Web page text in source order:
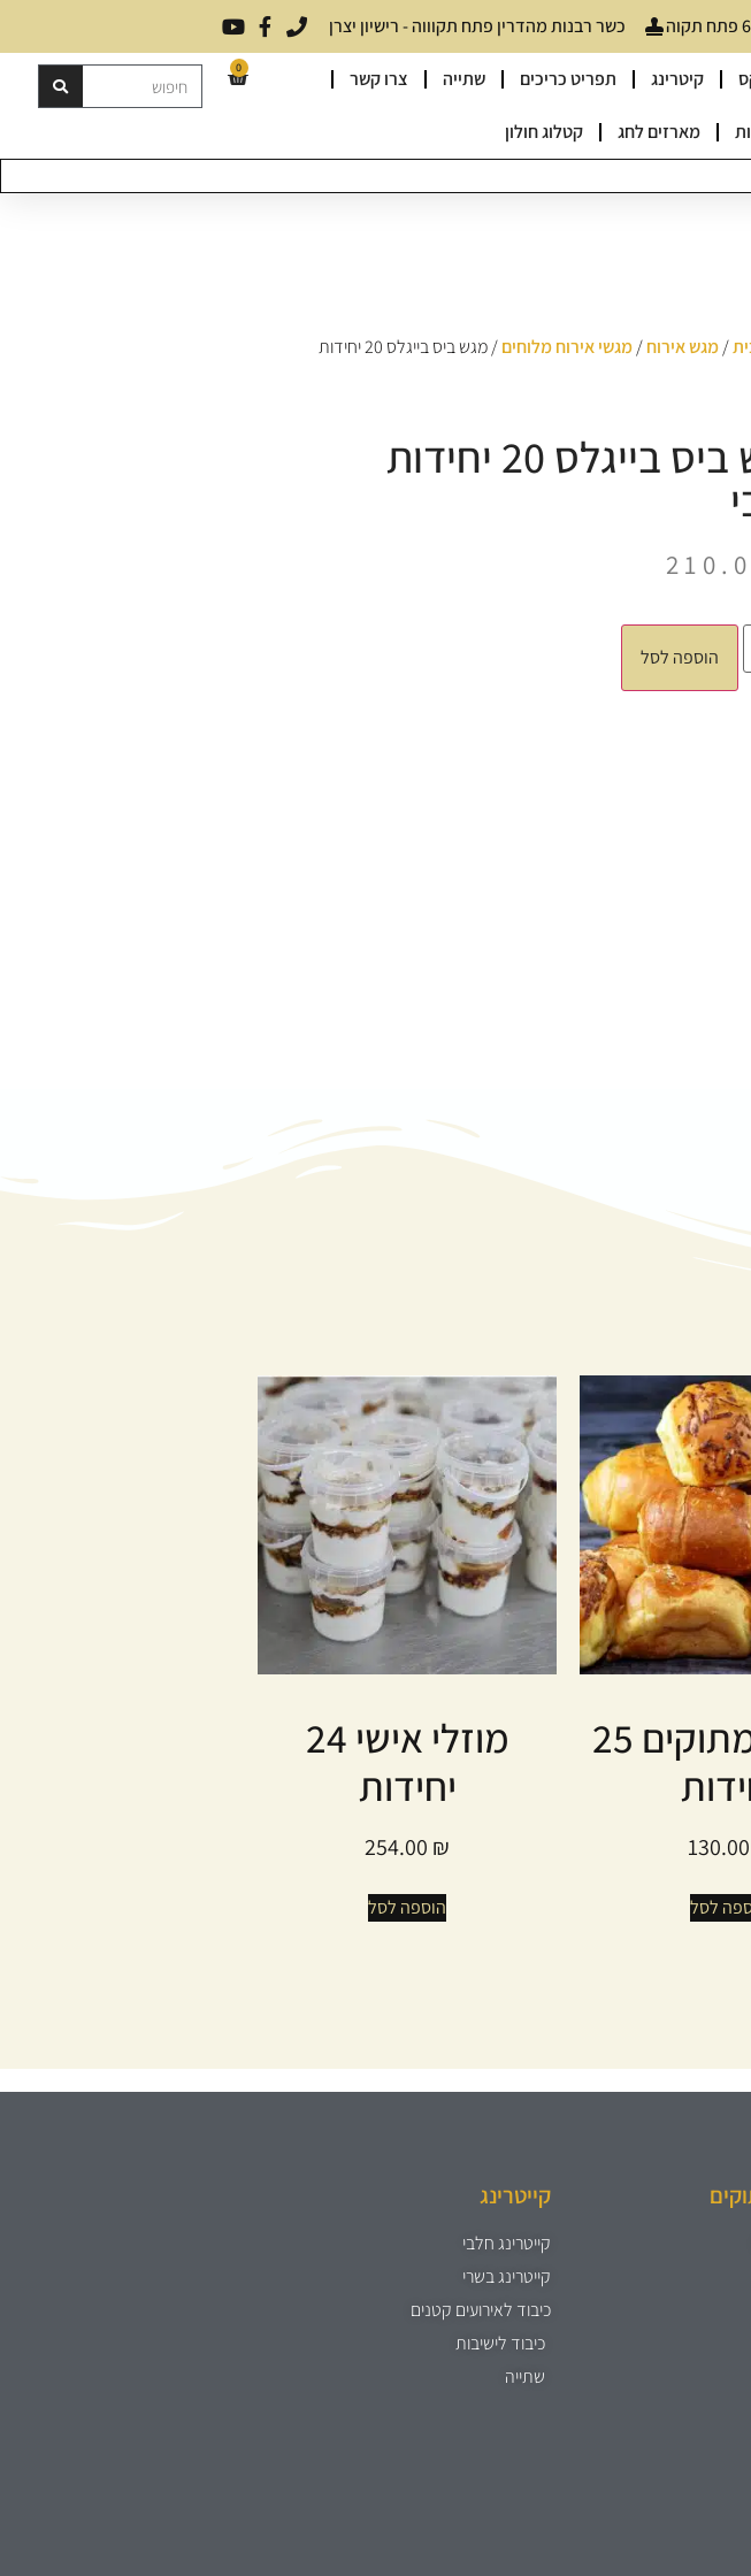
כשר רבנות מהדרין פתח תקוווה - רישיון יצרן
קיטרינג תפריט כריכים שתייה צרו קשר
מארזים לחג קטלוג חולון
0
/מגש אירוח/מגשי אירוח מלוחים
/ מגש ביס בייגלס 20 יחידות
מגש ביס בייגלס 20 יחידות
הוספה לסל
מאפים מתוקים 25
130.00
לסל
מוזלי אישי 24
יחידות
254.00 ₪
הוספה לסל
קייטרינג
קייטרינג חלבי
קייטרינג בשרי
כיבוד לאירועים קטנים
כיבוד לישיבות
שתייה